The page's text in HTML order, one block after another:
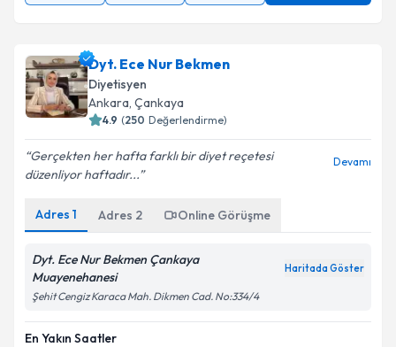
Dyt. Ece Nur Bekmen
Diyetisyen
Ankara, Çankaya
4.9 (250 Değerlendirme)
Gerçekten her hafta farklı bir diyet reçetesi
düzenliyor haftadır...
Devamı
Adres 1 Adres 2 Online Görüşme
Dyt. Ece Nur Bekmen Çankaya
Muayenehanesi
Haritada Göster
Şehit Cengiz Karaca Mah. Dikmen Cad. No:334/4
En Yakın Saatler